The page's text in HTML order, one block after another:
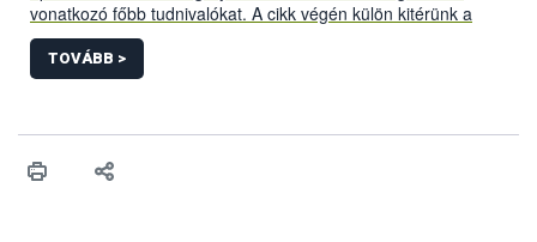
vonatkozó főbb tudnivalókat. A cikk végén külön kitérünk a
Kárpát-medencei lovas túrákkal kapcsolatos információkra.</p>
TOVÁBB >